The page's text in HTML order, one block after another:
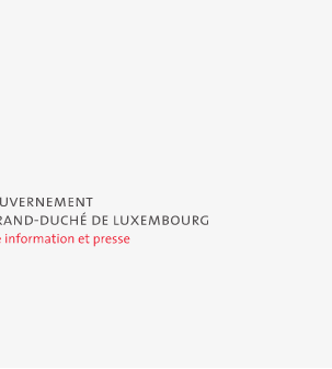
Grand-Duché de Luxembourg - Service